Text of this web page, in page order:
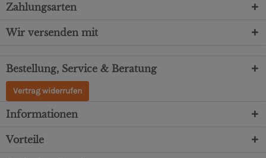
Zahlungsarten
Wir versenden mit
Bestellung, Service & Beratung
Vertrag widerrufen
Informationen
Vorteile